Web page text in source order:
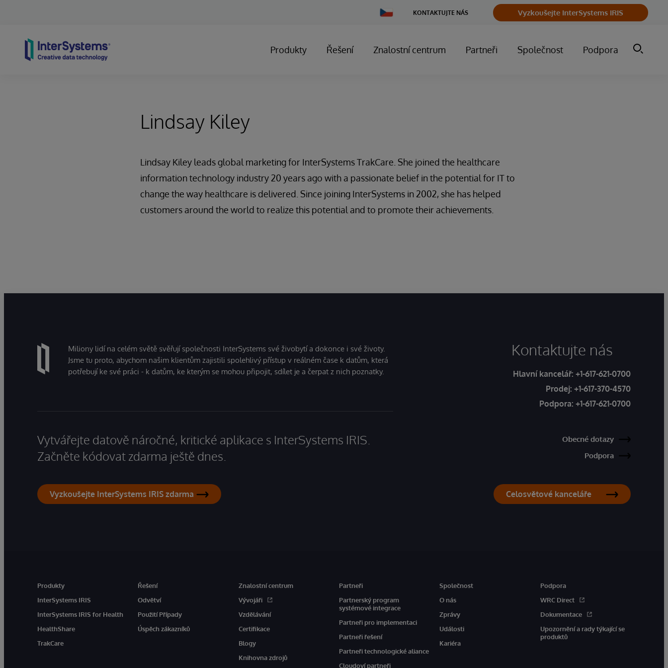
Change
Country
KONTAKTUJTE NÁS Vyzkoušejte InterSystems IRIS
Produkty Řešení Znalostní centrum Partneři Společnost Podpora
Lindsay Kiley
Lindsay Kiley leads global marketing for InterSystems TrakCare. She joined the healthcare
information technology industry 20 years ago with a passionate belief in the potential for IT to
change the way healthcare is delivered. Since joining InterSystems in 2002, she has helped
customers around the world to realize this potential and to promote their achievements.
Miliony lidí na celém světě svěřují společnosti InterSystems své živobytí a dokonce i své životy.
Jsme tu proto, abychom našim klientům zajistili spolehlivý přístup v reálném čase k datům, která
potřebují ke své práci - k datům, ke kterým se mohou připojit, sdílet je a čerpat z nich poznatky.
Vytvářejte datově náročné, kritické aplikace s InterSystems IRIS.
Začněte kódovat zdarma ještě dnes.
Vyzkoušejte InterSystems IRIS zdarma
Kontaktujte nás
Hlavní kancelář: +1-617-621-0700
Prodej: +1-617-370-4570
Podpora: +1-617-621-0700
Obecné dotazy
Podpora
Celosvětové kanceláře
Produkty
InterSystems IRIS
InterSystems IRIS for Health
HealthShare
TrakCare
Řešení
Odvětví
Použití Případy
Úspěch zákazníků
Znalostní centrum
Vývojáři
Vzdělávání
Certifikace
Blogy
Knihovna zdrojů
Partneři
Partnerský program
systémové integrace
Partneři pro implementaci
Partneři řešení
Partneři technologické aliance
Cloudoví partneři
Společnost
O nás
Zprávy
Události
Kariéra
Podpora
WRC Direct
Dokumentace
Upozornění a rady týkající se
produktů